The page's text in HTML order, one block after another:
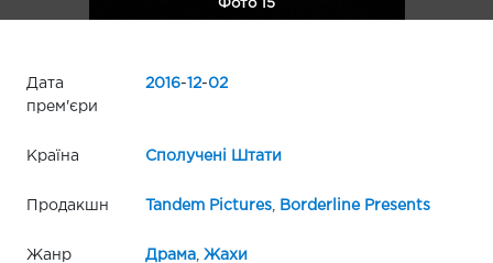
Фото 15
Дата
прем'єри
2016-12-02
Країна Сполучені Штати
Продакшн Tandem Pictures, Borderline Presents
Жанр Драма, Жахи